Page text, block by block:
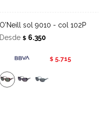
O'Neill sol 9010 - col 102P
Desde $ 6.350
$ 5.715